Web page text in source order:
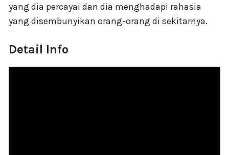
yang dia percayai dan dia menghadapi rahasia
yang disembunyikan orang-orang di sekitarnya.
Detail Info